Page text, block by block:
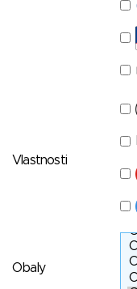
Vlastnosti
Obaly